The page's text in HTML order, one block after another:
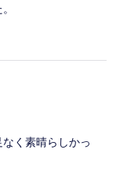
く素晴らしかっ